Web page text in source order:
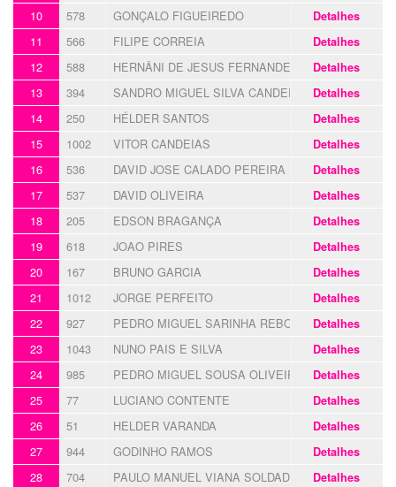
10 578 GONÇALO FIGUEIREDO Detalhes
11 566 FILIPE CORREIA Detalhes
12 588 HERNÂNI DE JESUS FERNANDES Detalhes
13 394 SANDRO MIGUEL SILVA CANDEIAS Detalhes
14 250 HÉLDER SANTOS Detalhes
15 1002 VITOR CANDEIAS Detalhes
16 536 DAVID JOSE CALADO PEREIRA Detalhes
17 537 DAVID OLIVEIRA Detalhes
18 205 EDSON BRAGANÇA Detalhes
19 618 JOAO PIRES Detalhes
20 167 BRUNO GARCIA Detalhes
21 1012 JORGE PERFEITO Detalhes
22 927 PEDRO MIGUEL SARINHA REBOLA Detalhes
23 1043 NUNO PAIS E SILVA Detalhes
24 985 PEDRO MIGUEL SOUSA OLIVEIRA Detalhes
25 77 LUCIANO CONTENTE Detalhes
26 51 HELDER VARANDA Detalhes
27 944 GODINHO RAMOS Detalhes
28 704 PAULO MANUEL VIANA SOLDADO Detalhes